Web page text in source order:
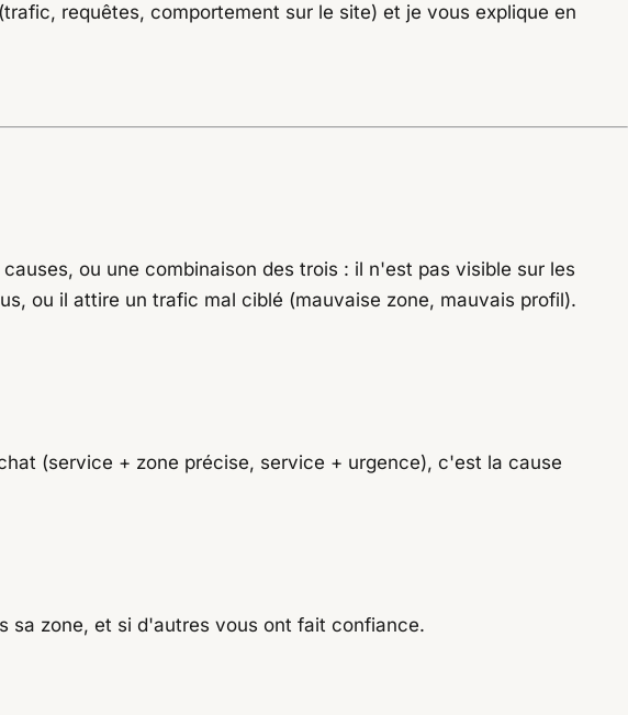
requêtes, comportement sur le site) et je vous explique en
ou une combinaison des trois : il n'est pas visible sur les
ou il attire un trafic mal ciblé (mauvaise zone, mauvais profil).
(service + zone précise, service + urgence), c'est la cause
sa zone, et si d'autres vous ont fait confiance.